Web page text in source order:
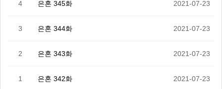
4 은혼 345화 2021-07-23
3 은혼 344화 2021-07-23
2 은혼 343화 2021-07-23
1 은혼 342화 2021-07-23